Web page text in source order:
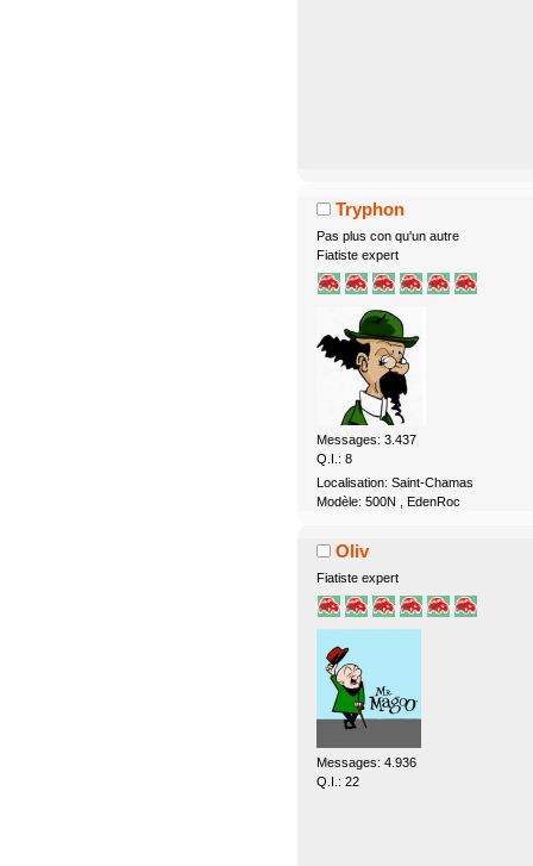
Tryphon
Pas plus con qu'un autre
Fiatiste expert
Messages: 3.437
Q.I.: 8
Localisation: Saint-Chamas
Modèle: 500N , EdenRoc
Oliv
Fiatiste expert
Messages: 4.936
Q.I.: 22